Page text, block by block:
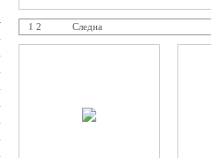
1 2 Следна